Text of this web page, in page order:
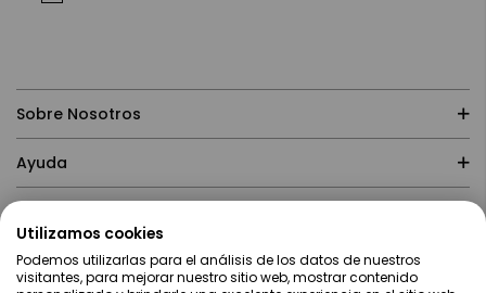
Sobre Nosotros
Ayuda
Contacto
Utilizamos cookies
Podemos utilizarlas para el análisis de los datos de nuestros
visitantes, para mejorar nuestro sitio web, mostrar contenido